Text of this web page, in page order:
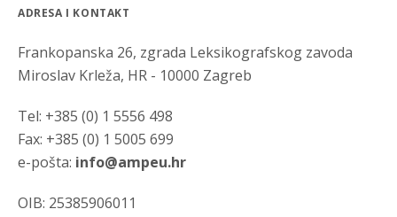
ADRESA I KONTAKT
Frankopanska 26, zgrada Leksikografskog zavoda
Miroslav Krleža, HR - 10000 Zagreb
Tel: +385 (0) 1 5556 498
Fax: +385 (0) 1 5005 699
e-pošta: info@ampeu.hr
OIB: 25385906011